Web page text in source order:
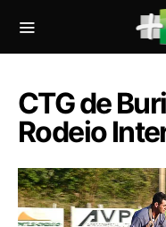
CTG de
Rodeio